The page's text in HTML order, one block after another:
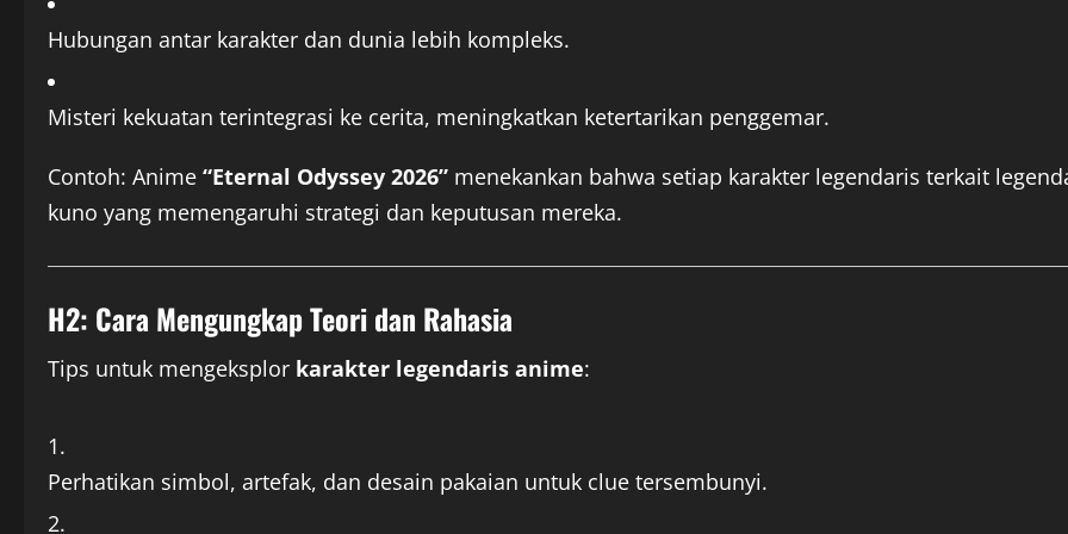
Hubungan antar karakter dan dunia lebih kompleks.
Misteri kekuatan terintegrasi ke cerita, meningkatkan ketertarikan penggemar.
Contoh: Anime “Eternal Odyssey 2026” menekankan bahwa setiap karakter legendaris terkait
kuno yang memengaruhi strategi dan keputusan mereka.
H2: Cara Mengungkap Teori dan Rahasia
Tips untuk mengeksplor karakter legendaris anime:
Perhatikan simbol, artefak, dan desain pakaian untuk clue tersembunyi.